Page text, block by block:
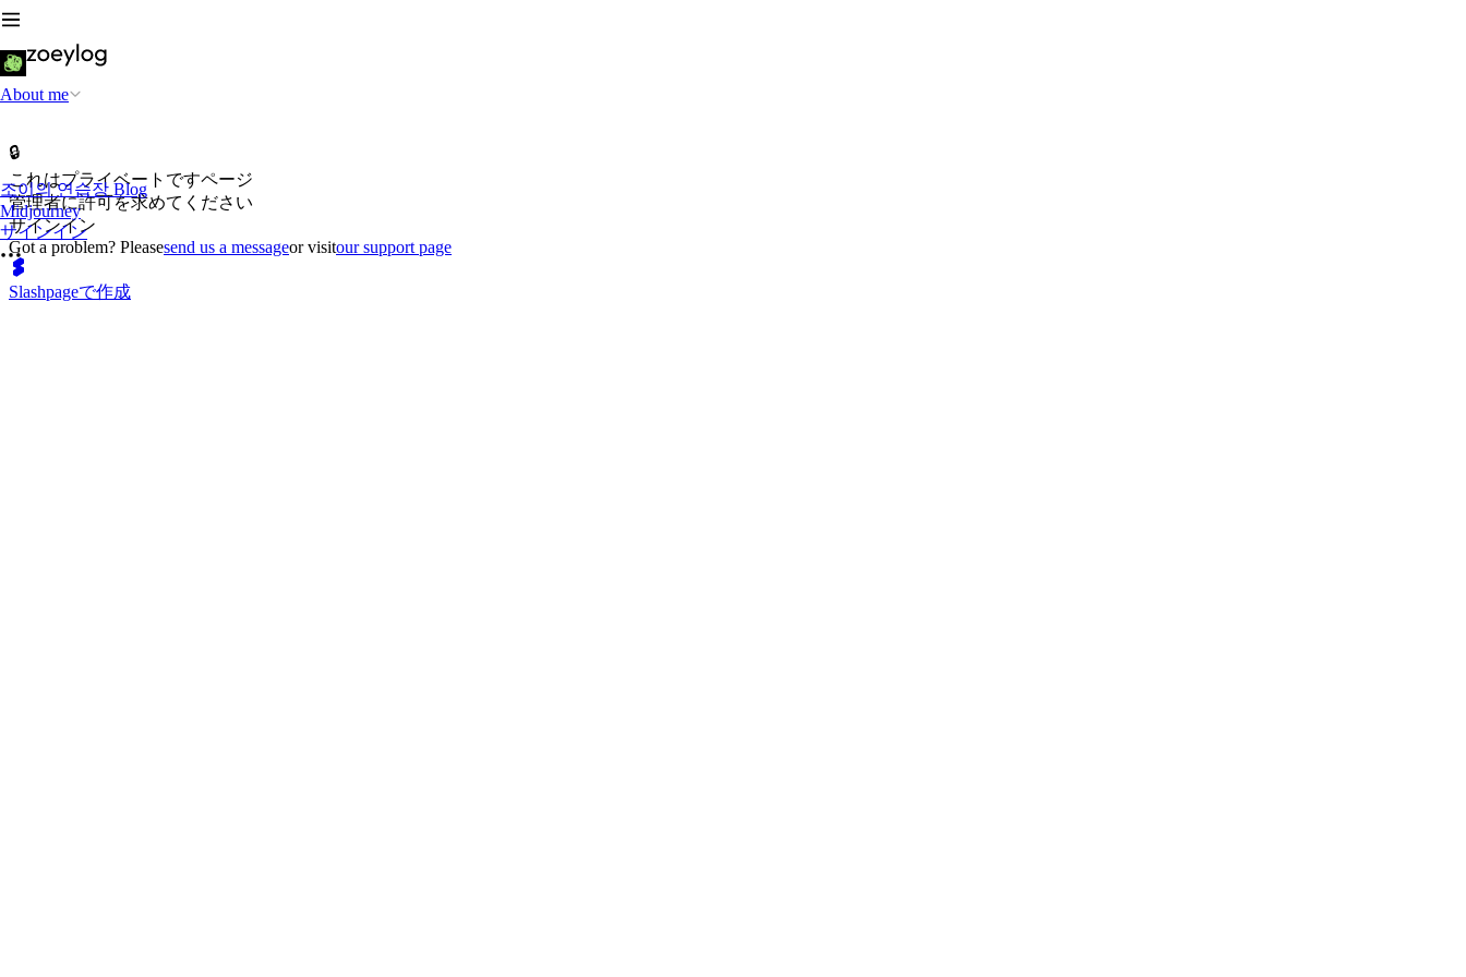
About me
조이의 연습장 Blog
Midjourney
サインイン
🔒
これはプライベートですページ
管理者に許可を求めてください
サインイン
Got a problem? Pleasesend us a messageor visitour support page
Slashpageで作成